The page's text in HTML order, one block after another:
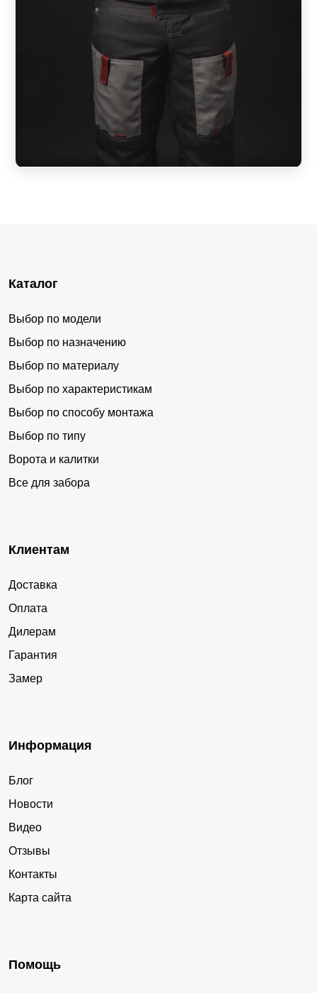
Каталог
Выбор по модели
Выбор по назначению
Выбор по материалу
Выбор по характеристикам
Выбор по способу монтажа
Выбор по типу
Ворота и калитки
Все для забора
Клиентам
Доставка
Оплата
Дилерам
Гарантия
Замер
Информация
Блог
Новости
Видео
Отзывы
Контакты
Карта сайта
Помощь